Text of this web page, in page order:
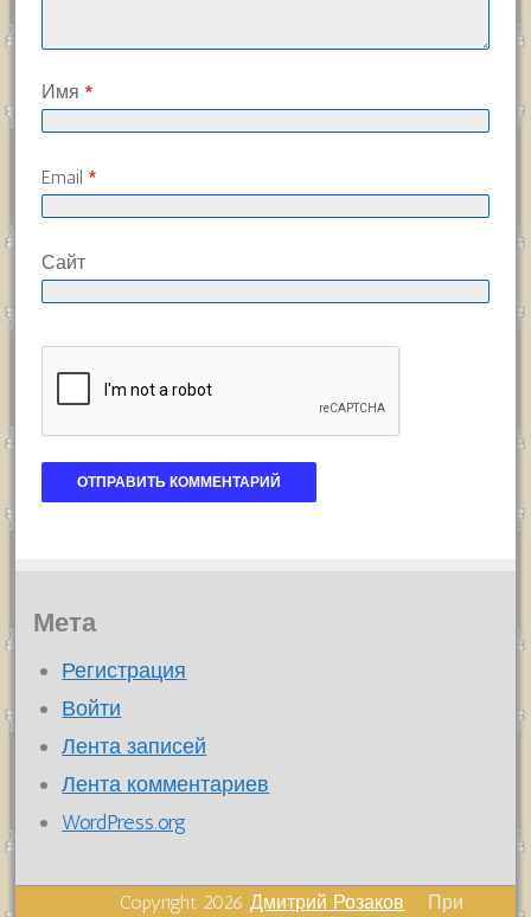
Имя *
Email *
Сайт
Мета
Регистрация
Войти
Лента записей
Лента комментариев
WordPress.org
Copyright 2026Дмитрий Розаков При